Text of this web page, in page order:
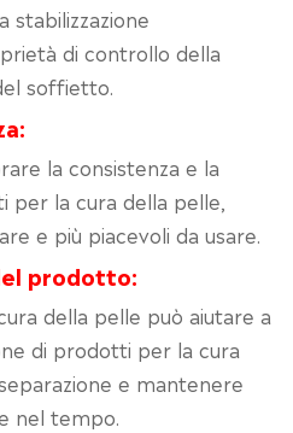
stabilizzazione
di controllo della
soffietto.
la consistenza e la
la cura della pelle,
e più piacevoli da usare.
prodotto:
della pelle può aiutare a
di prodotti per la cura
e mantenere
nel tempo.